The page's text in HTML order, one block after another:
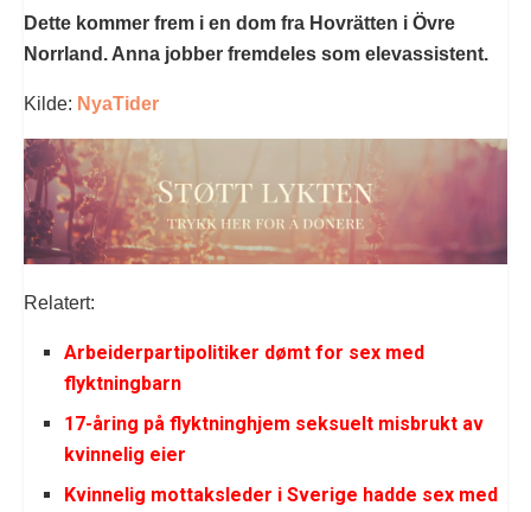
Dette kommer frem i en dom fra Hovrätten i Övre
Norrland. Anna jobber fremdeles som elevassistent.
Kilde: NyaTider
Relatert:
Arbeiderpartipolitiker dømt for sex med
flyktningbarn
17-åring på flyktninghjem seksuelt misbrukt av
kvinnelig eier
Kvinnelig mottaksleder i Sverige hadde sex med